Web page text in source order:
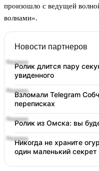
произошло с ведущей
волнами».
Новости партнеров
Ролик длится пару
увиденного
Взломали Telegram
переписках
Ролик из Омска: вы
Никогда не храните
один маленький секрет